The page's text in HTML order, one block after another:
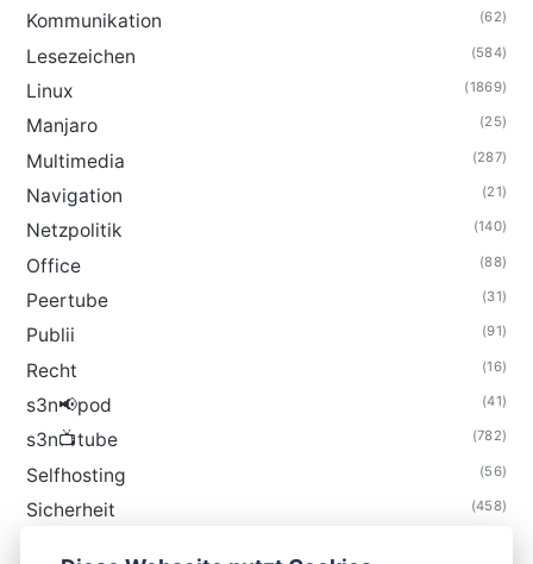
Kommunikation (62)
Lesezeichen (584)
Linux (1869)
Manjaro (25)
Multimedia (287)
Navigation (21)
Netzpolitik (140)
Office (88)
Peertube (31)
Publii (91)
Recht (16)
s3n📢pod (41)
s3n📺tube (782)
Selfhosting (56)
Sicherheit (458)